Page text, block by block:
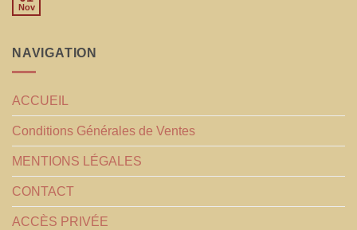
Nov
NAVIGATION
ACCUEIL
Conditions Générales de Ventes
MENTIONS LÉGALES
CONTACT
ACCÈS PRIVÉE